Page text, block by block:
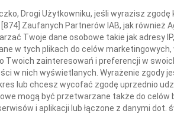
Pajewski
Drogi Użytkowniku, jeśli wyrazisz
874] Zaufanych Partnerów IAB, jak również
Twoje dane osobowe takie jak adresy
w tych plikach do celów
Twoich zainteresowań i preferencji w
w nich wyświetlanych. Wyrażenie zgody
lub chcesz wycofać zgodę uprzednio
mogą być przetwarzane także do
i aplikacji lub łączone z danymi dot.